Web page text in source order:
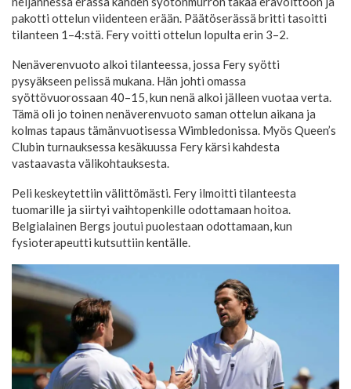
pakotti ottelun viidenteen erään. Päätöserässä britti tasoitti
tilanteen 1–4:stä. Fery voitti ottelun lopulta erin 3–2.
Nenäverenvuoto alkoi tilanteessa, jossa Fery syötti
pysyäkseen pelissä mukana. Hän johti omassa
syöttövuorossaan 40–15, kun nenä alkoi jälleen vuotaa verta.
Tämä oli jo toinen nenäverenvuoto saman ottelun aikana ja
kolmas tapaus tämänvuotisessa Wimbledonissa. Myös Queen’s
Clubin turnauksessa kesäkuussa Fery kärsi kahdesta
vastaavasta välikohtauksesta.
Peli keskeytettiin välittömästi. Fery ilmoitti tilanteesta
tuomarille ja siirtyi vaihtopenkille odottamaan hoitoa.
Belgialainen Bergs joutui puolestaan odottamaan, kun
fysioterapeutti kutsuttiin kentälle.